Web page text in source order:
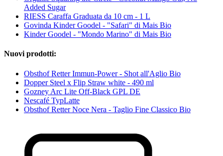
Added Sugar
RIESS Caraffa Graduata da 10 cm - 1 L
Govinda Kinder Goodel - "Safari" di Mais Bio
Kinder Goodel - "Mondo Marino" di Mais Bio
Nuovi prodotti:
Obsthof Retter Immun-Power - Shot all'Aglio Bio
Dopper Steel x Flip Straw white - 490 ml
Gozney Arc Lite Off-Black GPL DE
Nescafé TypLatte
Obsthof Retter Noce Nera - Taglio Fine Classico Bio